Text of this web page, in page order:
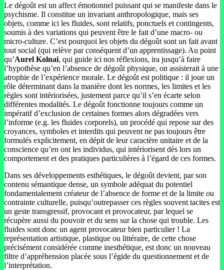
Le dégoût est un affect émotionnel puissant qui se manifeste dans le
psychisme. Il constitue un invariant anthropologique, mais ses
objets, comme ici les fluides, sont relatifs, ponctuels et contingents,
soumis à des variations qui peuvent être le fait d’une macro- ou
micro-culture. C’est pourquoi les objets du dégoût sont un fait avant
tout social (qui relève par conséquent d’un apprentissage). Au point
qu’Aurel Kolnai, qui guide ici nos réflexions, ira jusqu’à faire
l’hypothèse qu’en l’absence de dégoût physique, on assisterait à une
atrophie de l’expérience morale. Le dégoût est politique : il joue un
rôle déterminant dans la manière dont les normes, les limites et les
règles sont intériorisées, justement parce qu’il s’en écarte selon
différentes modalités. Le dégoût fonctionne toujours comme un
impératif d’exclusion de certaines formes alors dégradées vers
l’informe (e.g. les fluides corporels), un procédé qui repose sur des
croyances, symboles et interdits qui peuvent ne pas toujours être
formulés explicitement, en dépit de leur caractère unitaire et de la
conscience qu’en ont les individus, qui intériorisent dès lors un
comportement et des pratiques particulières à l’égard de ces formes.
Dans ses développements esthétiques, le dégoût devient, par son
contenu sémantique dense, un symbole adéquat du potentiel
fondamentalement créateur de l’absence de forme et de la limite ou
contrainte culturelle, puisqu’outrepasser ces règles souvent tacites est
un geste transgressif, provocant et provocateur, par lequel se
récupère aussi du pouvoir et du sens sur la chose qui trouble. Les
fluides sont donc un agent provocateur bien particulier ! La
représentation artistique, plastique ou littéraire, de cette chose
précisément considérée comme inesthétique, est donc un nouveau
filtre d’appréhension placée sous l’égide du questionnement et de
l’interprétation.